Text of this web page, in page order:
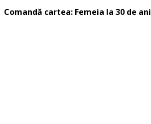
Comandă cartea: Femeia la 30 de ani